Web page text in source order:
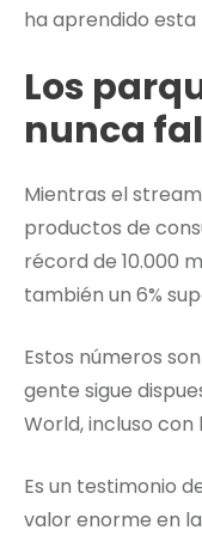
ha aprendido
Los
nunca
Mientras el
productos de
récord de 10.000
también un 6%
Estos números
gente sigue
World, incluso
Es un testimonio
valor enorme en